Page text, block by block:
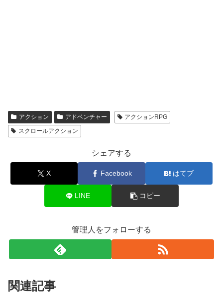
アクション アドベンチャー
アクションRPG
スクロールアクション
シェアする
X Facebook はてブ
LINE コピー
管理人をフォローする
関連記事